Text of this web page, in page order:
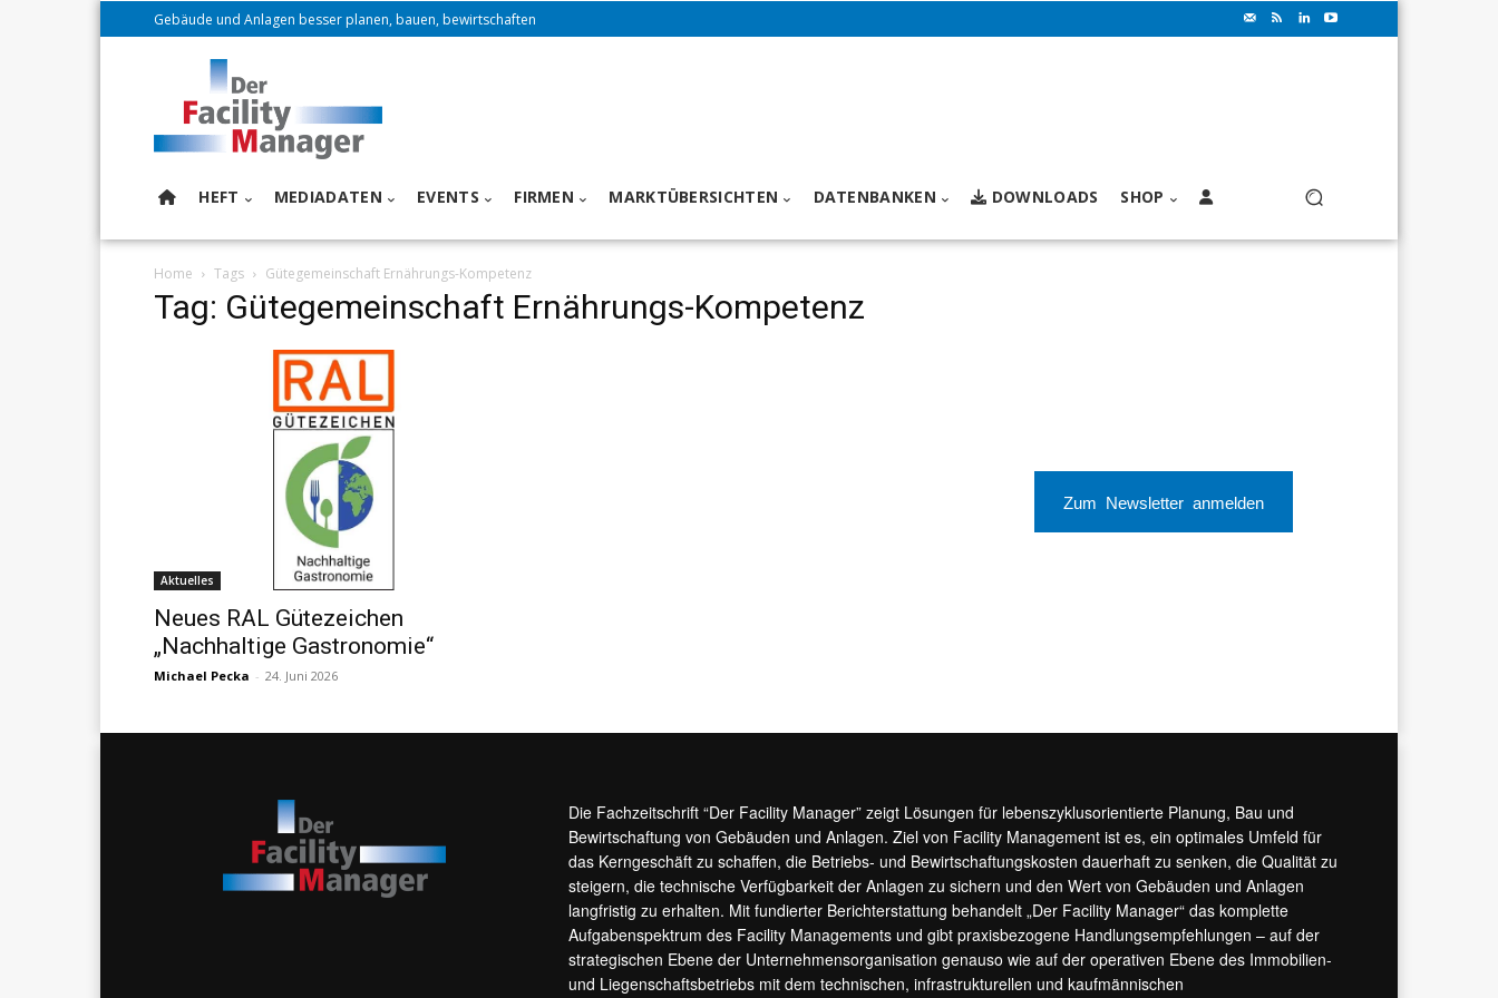
Gebäude und Anlagen besser planen, bauen, bewirtschaften
HEFT MEDIADATEN EVENTS FIRMEN MARKTÜBERSICHTEN DATENBANKEN DOWNLOADS SHOP
Home Tags Gütegemeinschaft Ernährungs-Kompetenz
Tag: Gütegemeinschaft Ernährungs-Kompetenz
Aktuelles
Neues RAL Gütezeichen
„Nachhaltige Gastronomie“
Michael Pecka - 24. Juni 2026
Zum Newsletter anmelden
Die Fachzeitschrift “Der Facility Manager” zeigt Lösungen für lebenszyklusorientierte Planung, Bau und
Bewirtschaftung von Gebäuden und Anlagen. Ziel von Facility Management ist es, ein optimales Umfeld für
das Kerngeschäft zu schaffen, die Betriebs- und Bewirtschaftungskosten dauerhaft zu senken, die Qualität zu
steigern, die technische Verfügbarkeit der Anlagen zu sichern und den Wert von Gebäuden und Anlagen
langfristig zu erhalten. Mit fundierter Berichterstattung behandelt „Der Facility Manager“ das komplette
Aufgabenspektrum des Facility Managements und gibt praxisbezogene Handlungsempfehlungen – auf der
strategischen Ebene der Unternehmensorganisation genauso wie auf der operativen Ebene des Immobilien-
und Liegenschaftsbetriebs mit dem technischen, infrastrukturellen und kaufmännischen